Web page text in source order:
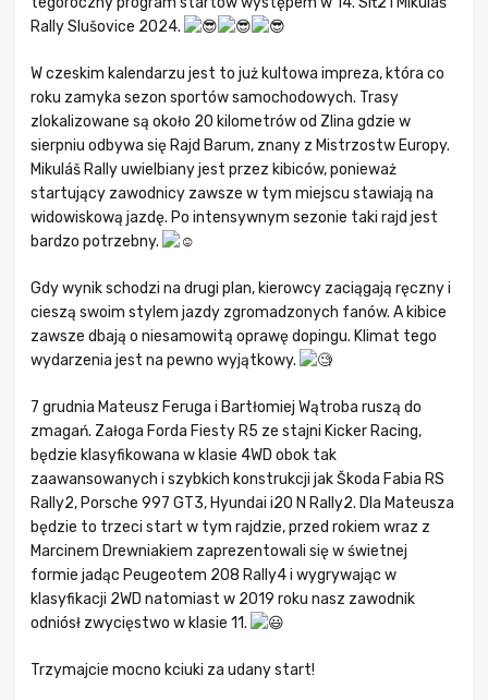
Rally Slušovice 2024.
W czeskim kalendarzu jest to już kultowa impreza, która co
roku zamyka sezon sportów samochodowych. Trasy
zlokalizowane są około 20 kilometrów od Zlina gdzie w
sierpniu odbywa się Rajd Barum, znany z Mistrzostw Europy.
Mikuláš Rally uwielbiany jest przez kibiców, ponieważ
startujący zawodnicy zawsze w tym miejscu stawiają na
widowiskową jazdę. Po intensywnym sezonie taki rajd jest
bardzo potrzebny.
Gdy wynik schodzi na drugi plan, kierowcy zaciągają ręczny i
cieszą swoim stylem jazdy zgromadzonych fanów. A kibice
zawsze dbają o niesamowitą oprawę dopingu. Klimat tego
wydarzenia jest na pewno wyjątkowy.
7 grudnia Mateusz Feruga i Bartłomiej Wątroba ruszą do
zmagań. Załoga Forda Fiesty R5 ze stajni Kicker Racing,
będzie klasyfikowana w klasie 4WD obok tak
zaawansowanych i szybkich konstrukcji jak Škoda Fabia RS
Rally2, Porsche 997 GT3, Hyundai i20 N Rally2. Dla Mateusza
będzie to trzeci start w tym rajdzie, przed rokiem wraz z
Marcinem Drewniakiem zaprezentowali się w świetnej
formie jadąc Peugeotem 208 Rally4 i wygrywając w
klasyfikacji 2WD natomiast w 2019 roku nasz zawodnik
odniósł zwycięstwo w klasie 11.
Trzymajcie mocno kciuki za udany start!